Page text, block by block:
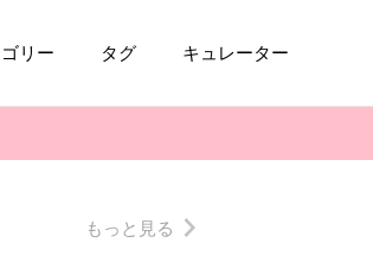
リー タグ キュレーター
もっと見る